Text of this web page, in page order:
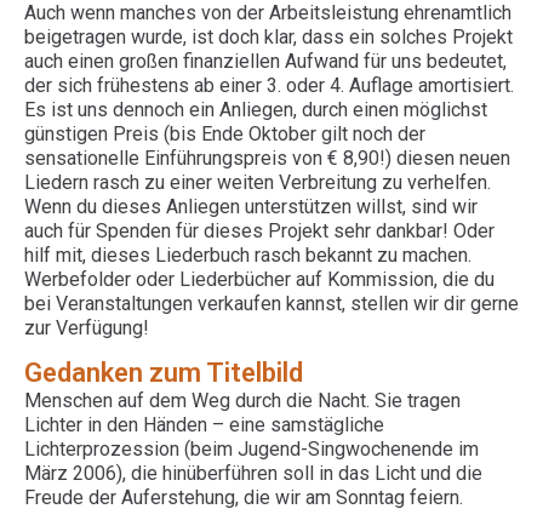
Auch wenn manches von der Arbeitsleistung ehrenamtlich
beigetragen wurde, ist doch klar, dass ein solches Projekt
auch einen großen finanziellen Aufwand für uns bedeutet,
der sich frühestens ab einer 3. oder 4. Auflage amortisiert.
Es ist uns dennoch ein Anliegen, durch einen möglichst
günstigen Preis (bis Ende Oktober gilt noch der
sensationelle Einführungspreis von € 8,90!) diesen neuen
Liedern rasch zu einer weiten Verbreitung zu verhelfen.
Wenn du dieses Anliegen unterstützen willst, sind wir
auch für Spenden für dieses Projekt sehr dankbar! Oder
hilf mit, dieses Liederbuch rasch bekannt zu machen.
Werbefolder oder Liederbücher auf Kommission, die du
bei Veranstaltungen verkaufen kannst, stellen wir dir gerne
zur Verfügung!
Gedanken zum Titelbild
Menschen auf dem Weg durch die Nacht. Sie tragen
Lichter in den Händen – eine samstägliche
Lichterprozession (beim Jugend-Singwochenende im
März 2006), die hinüberführen soll in das Licht und die
Freude der Auferstehung, die wir am Sonntag feiern.